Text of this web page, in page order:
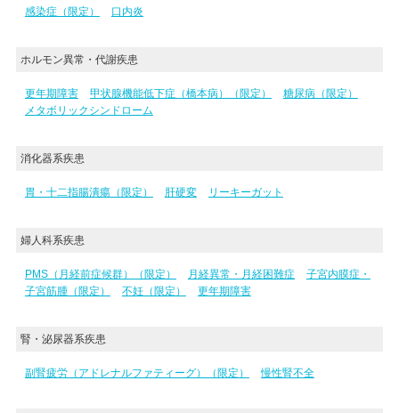
感染症（限定） 口内炎
ホルモン異常・代謝疾患
更年期障害 甲状腺機能低下症（橋本病）（限定）
糖尿病（限定）
メタボリックシンドローム
消化器系疾患
胃・十二指腸潰瘍（限定） 肝硬変 リーキーガット
婦人科系疾患
PMS（月経前症候群）（限定） 月経異常・月経困難症
子宮内膜症・
子宮筋腫（限定）
不妊（限定） 更年期障害
腎・泌尿器系疾患
副腎疲労（アドレナルファティーグ）（限定） 慢性腎不全